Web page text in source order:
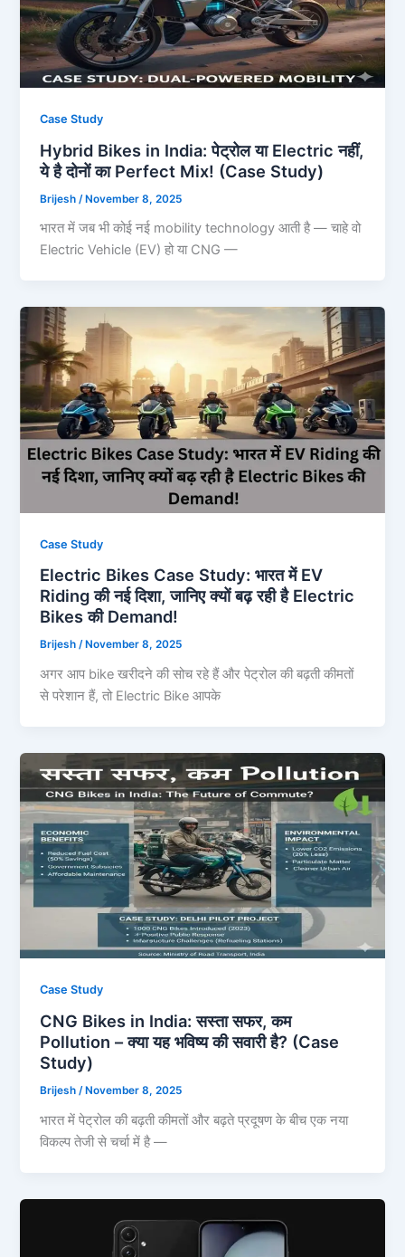
Case Study
Hybrid Bikes in India: पेट्रोल या Electric नहीं,
ये है दोनों का Perfect Mix! (Case Study)
Brijesh /November 8, 2025
भारत में जब भी कोई नई mobility technology आती है — चाहे वो
Electric Vehicle (EV) हो या CNG —
Case Study
Electric Bikes Case Study: भारत में EV
Riding की नई दिशा, जानिए क्यों बढ़ रही है Electric
Bikes की Demand!
Brijesh/ November 8, 2025
अगर आप bike खरीदने की सोच रहे हैं और पेट्रोल की बढ़ती कीमतों
से परेशान हैं, तो Electric Bike आपके
Case Study
CNG Bikes in India: सस्ता सफर, कम
Pollution – क्या यह भविष्य की सवारी है? (Case
Study)
Brijesh/November 8, 2025
भारत में पेट्रोल की बढ़ती कीमतों और बढ़ते प्रदूषण के बीच एक नया
विकल्प तेजी से चर्चा में है —